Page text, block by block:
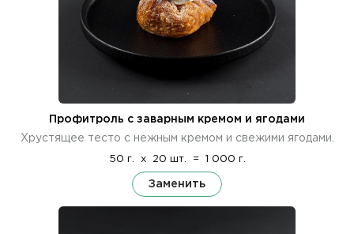
Профитроль с заварным кремом и ягодами
Хрустящее тесто с нежным кремом и свежими ягодами.
50 г. x 20 шт. = 1 000 г.
Заменить